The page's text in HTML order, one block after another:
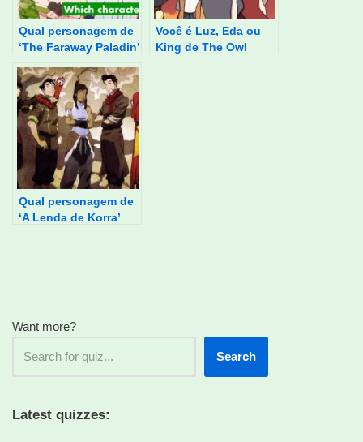
Qual personagem de
‘The Faraway Paladin’
Você é Luz, Eda ou
King de The Owl
Qual personagem de
‘A Lenda de Korra’
Want more?
Search
Latest quizzes: